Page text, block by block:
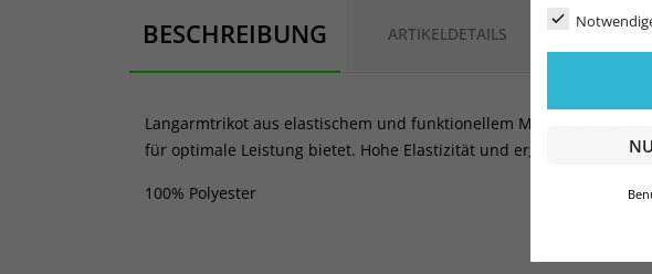
BESCHREIBUNG ARTIKELDETAILS
Langarmtrikot aus elastischem und funktionellem Material, das
für optimale Leistung bietet. Hohe Elastizität und ergonomisches
100% Polyester